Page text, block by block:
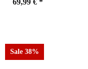
69,99 € *
Sale 38%